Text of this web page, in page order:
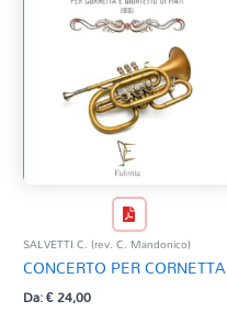
SALVETTI C. (rev. C. Mandonico)
CONCERTO PER CORNETTA
Da:€24,00